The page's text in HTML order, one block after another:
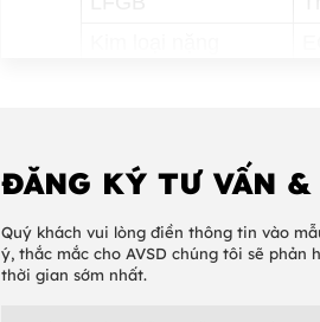
RoHs / WEEE EC
Chỉ thị EC
ĐĂNG KÝ TƯ VẤN
Quý khách vui lòng điền thông tin vào
ý, thắc mắc cho AVSD chúng tôi sẽ phản
thời gian sớm nhất.